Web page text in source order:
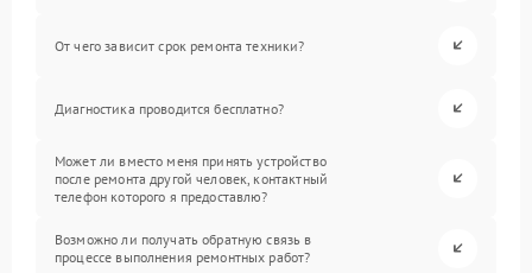
От чего зависит срок ремонта техники?
Диагностика проводится бесплатно?
Может ли вместо меня принять устройство
после ремонта другой человек, контактный
телефон которого я предоставлю?
Возможно ли получать обратную связь в
процессе выполнения ремонтных работ?